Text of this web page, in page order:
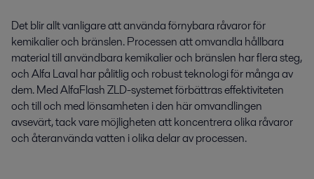
Det blir allt vanligare att använda förnybara råvaror för
kemikalier och bränslen. Processen att omvandla hållbara
material till användbara kemikalier och bränslen har flera steg,
och Alfa Laval har pålitlig och robust teknologi för många av
dem. Med AlfaFlash ZLD-systemet förbättras effektiviteten
och till och med lönsamheten i den här omvandlingen
avsevärt, tack vare möjligheten att koncentrera olika råvaror
och återanvända vatten i olika delar av processen.